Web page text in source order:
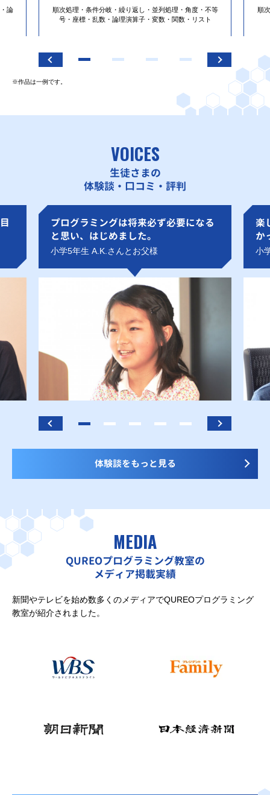
論
順次処理・条件分岐・繰り返し・並列処理・角度・不等
号・座標・乱数・論理演算子・変数・関数・リスト
順
※作品は一例です。
VOICES
生徒さまの
体験談・口コミ・評判
プログラミングは将来必ず必要になる
と思い、はじめました。
小学5年生 A.K.さんとお父様
楽
か
小
体験談をもっと見る
MEDIA
QUREOプログラミング教室の
メディア掲載実績
新聞やテレビを始め数多くのメディアでQUREOプログラミング
教室が紹介されました。